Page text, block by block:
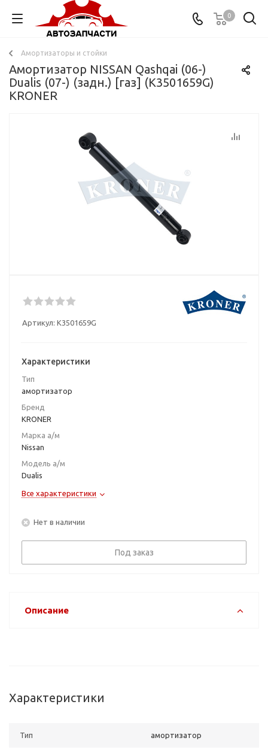
0
Амортизаторы и стойки
Амортизатор NISSAN Qashqai (06-)
Dualis (07-) (задн.) [газ] (K3501659G)
KRONER
Артикул: K3501659G
Характеристики
Тип
амортизатор
Бренд
KRONER
Марка а/м
Nissan
Модель а/м
Dualis
Все характеристики
Нет в наличии
Под заказ
Описание
Характеристики
Тип амортизатор